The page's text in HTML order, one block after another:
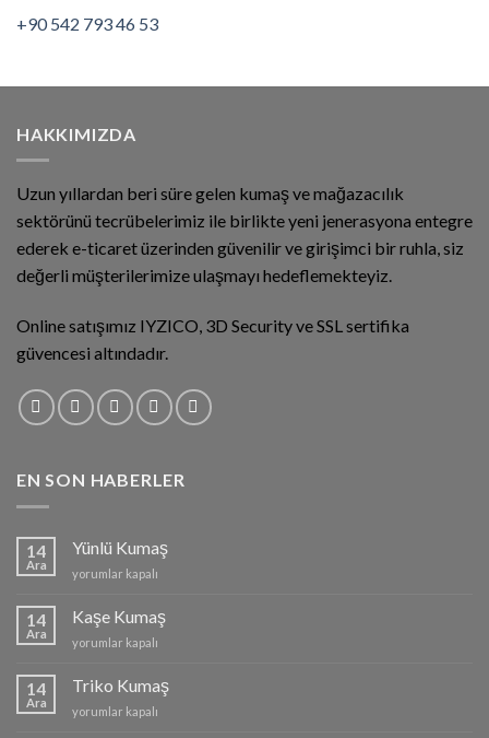
+90 542 793 46 53
HAKKIMIZDA
Uzun yıllardan beri süre gelen kumaş ve mağazacılık
sektörünü tecrübelerimiz ile birlikte yeni jenerasyona entegre
ederek e-ticaret üzerinden güvenilir ve girişimci bir ruhla, siz
değerli müşterilerimize ulaşmayı hedeflemekteyiz.
Online satışımız IYZICO, 3D Security ve SSL sertifika
güvencesi altındadır.
EN SON HABERLER
14
Ara
Yünlü Kumaş
Yünlü
için
yorumlar kapalı
14
Ara
Kaşe Kumaş
Kaşe
için
yorumlar kapalı
14
Ara
Triko Kumaş
Triko
yorumlar kapalı